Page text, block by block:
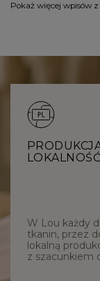
Pokaż więcej wpisów z
W Lou każdy
tkanin, przez
lokalną
z szacunkiem